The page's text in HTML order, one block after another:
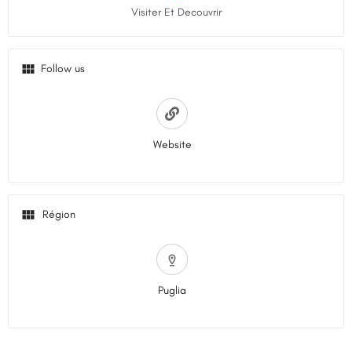
Visiter Et Decouvrir
Follow us
Website
Puglia